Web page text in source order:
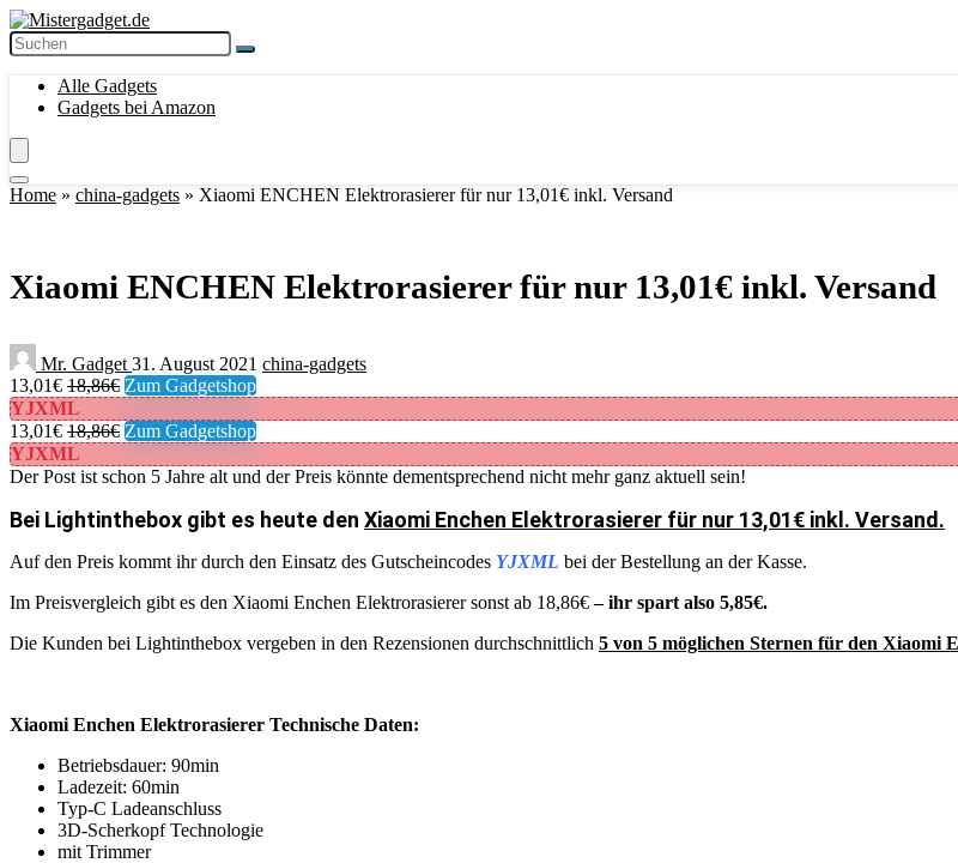
Alle Gadgets
Gadgets bei Amazon
Home » china-gadgets » Xiaomi ENCHEN Elektrorasierer für nur 13,01€ inkl. Versand
Xiaomi ENCHEN Elektrorasierer für nur 13,01€ inkl. Versand
Mr. Gadget 31. August 2021 china-gadgets
13,01€ 18,86€ Zum Gadgetshop
YJXML
13,01€ 18,86€ Zum Gadgetshop
YJXML
Der Post ist schon 5 Jahre alt und der Preis könnte dementsprechend nicht mehr ganz aktuell sein!
Bei Lightinthebox gibt es heute den Xiaomi Enchen Elektrorasierer für nur 13,01€ inkl. Versand.
Auf den Preis kommt ihr durch den Einsatz des Gutscheincodes YJXML bei der Bestellung an der Kasse.
Im Preisvergleich gibt es den Xiaomi Enchen Elektrorasierer sonst ab 18,86€– ihr spart also 5,85€.
Die Kunden bei Lightinthebox vergeben in den Rezensionen durchschnittlich 5 von 5 möglichen Sternen für den Xiaomi
Xiaomi Enchen Elektrorasierer Technische Daten:
Betriebsdauer: 90min
Ladezeit: 60min
Typ-C Ladeanschluss
3D-Scherkopf Technologie
mit Trimmer